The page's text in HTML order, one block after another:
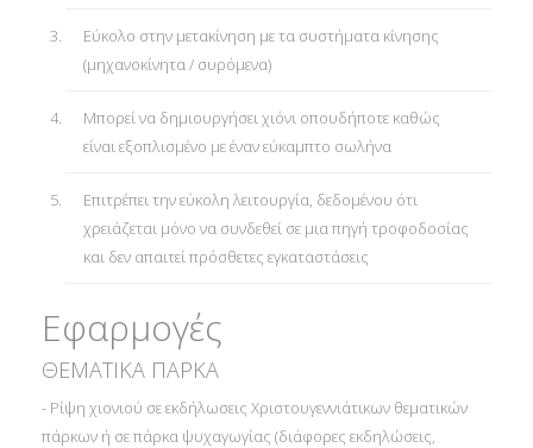
Εύκολο στην μετακίνηση με τα συστήματα κίνησης
(μηχανοκίνητα / συρόμενα)
Μπορεί να δημιουργήσει χιόνι οπουδήποτε καθώς
είναι εξοπλισμένο με έναν εύκαμπτο σωλήνα
Επιτρέπει την εύκολη λειτουργία, δεδομένου ότι
χρειάζεται μόνο να συνδεθεί σε μια πηγή τροφοδοσίας
και δεν απαιτεί πρόσθετες εγκαταστάσεις
Εφαρμογές
ΘΕΜΑΤΙΚΑ ΠΑΡΚΑ
- Ρίψη χιονιού σε εκδήλωσεις Xριστουγεννιάτικων θεματικών
πάρκων ή σε πάρκα ψυχαγωγίας (διάφορες εκδηλώσεις,